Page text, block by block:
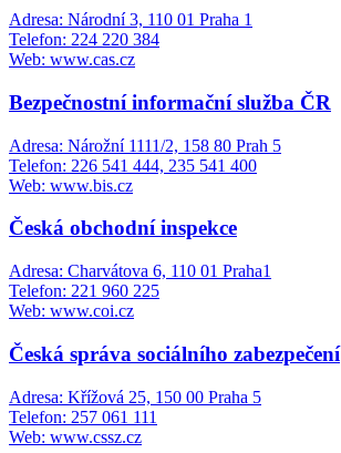
Adresa: Národní 3, 110 01 Praha 1
Telefon: 224 220 384
Web: www.cas.cz
Bezpečnostní informační služba ČR
Adresa: Nárožní 1111/2, 158 80 Prah 5
Telefon: 226 541 444, 235 541 400
Web: www.bis.cz
Česká obchodní inspekce
Adresa: Charvátova 6, 110 01 Praha1
Telefon: 221 960 225
Web: www.coi.cz
Česká správa sociálního zabezpečení
Adresa: Křížová 25, 150 00 Praha 5
Telefon: 257 061 111
Web: www.cssz.cz